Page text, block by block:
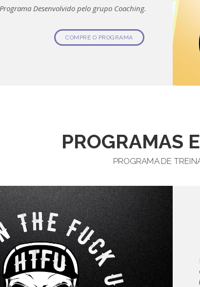
Desenvolvido pelo grupo Coaching.
COMPRE O PROGRAMA
PROGRAMAS
PROGRAMA DE